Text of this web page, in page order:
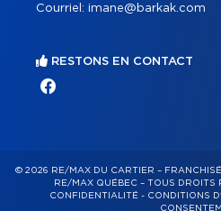
Courriel: imane@barkak.com
RESTONS EN CONTACT
© 2026 RE/MAX DU CARTIER –
RE/MAX QUÉBEC – TOUS DROITS
CONFIDENTIALITÉ- CONDITIONS